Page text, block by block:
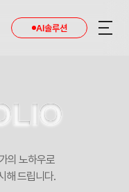
AI솔루션
의 노하우로
해 드립니다.